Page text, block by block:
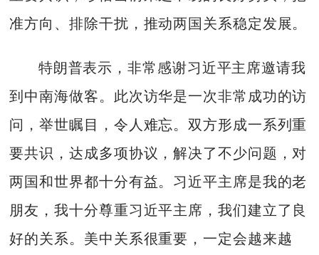
准方向、排除干扰，推动两国关系稳定发展。
特朗普表示，非常感谢习近平主席邀请我
到中南海做客。此次访华是一次非常成功的访
问，举世瞩目，令人难忘。双方形成一系列重
要共识，达成多项协议，解决了不少问题，对
两国和世界都十分有益。习近平主席是我的老
朋友，我十分尊重习近平主席，我们建立了良
好的关系。美中关系很重要，一定会越来越